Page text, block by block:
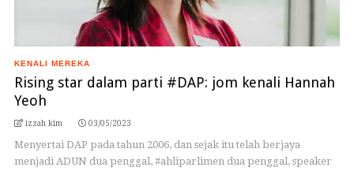
KENALI MEREKA
Rising star dalam parti #DAP: jom kenali Hannah
Yeoh
izzah kim 03/05/2023
Menyertai DAP pada tahun 2006, dan sejak itu telah berjaya
menjadi ADUN dua penggal, #ahliparlimen dua penggal, speaker